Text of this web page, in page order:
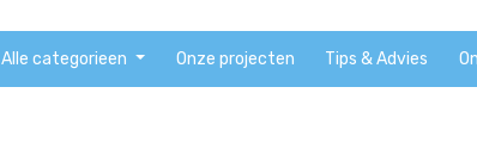
Alle categorieen Onze projecten Tips & Advies